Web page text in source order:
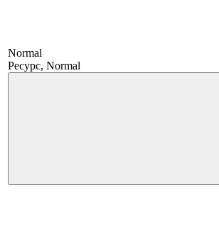
Normal
Ресурс, Normal